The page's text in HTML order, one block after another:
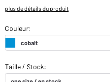
plus de détails du produit